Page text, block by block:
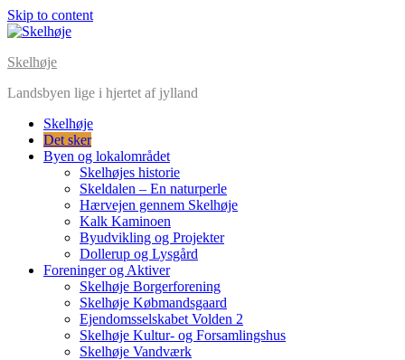
Skip to content
Skelhøje
Landsbyen lige i hjertet af jylland
Skelhøje
Det sker
Byen og lokalområdet
Skelhøjes historie
Skeldalen – En naturperle
Hærvejen gennem Skelhøje
Kalk Kaminoen
Byudvikling og Projekter
Dollerup og Lysgård
Foreninger og Aktiver
Skelhøje Borgerforening
Skelhøje Købmandsgaard
Ejendomsselskabet Volden 2
Skelhøje Kultur- og Forsamlingshus
Skelhøje Vandværk